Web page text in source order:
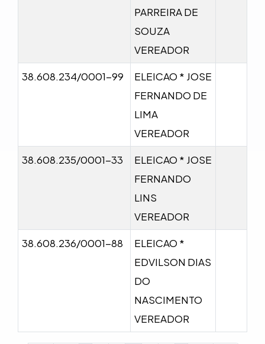
PARREIRA DE
SOUZA
VEREADOR
38.608.234/0001-99
ELEICAO * JOSE
FERNANDO DE
LIMA
VEREADOR
38.608.235/0001-33
ELEICAO * JOSE
FERNANDO
LINS
VEREADOR
38.608.236/0001-88
ELEICAO *
EDVILSON DIAS
DO
NASCIMENTO
VEREADOR